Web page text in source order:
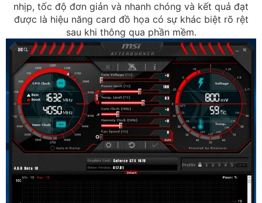
nhịp, tốc độ đơn giản và nhanh chóng và kết quả đạt
được là hiệu năng card đồ họa có sự khác biệt rõ rệt
sau khi thông qua phần mềm.